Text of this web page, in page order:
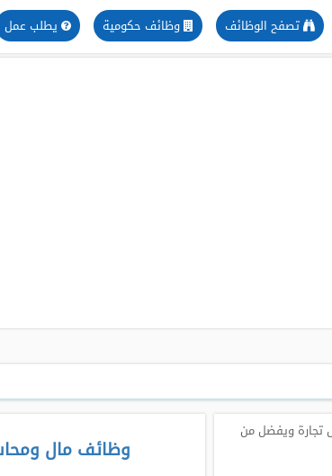
يطلب عمل وظائف حكومية تصفح الوظائف
بكالوريوس تجارة ويفضل من
وظائف مال